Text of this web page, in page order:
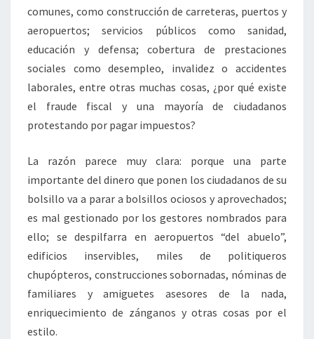
comunes, como construcción de carreteras, puertos y
aeropuertos; servicios públicos como sanidad,
educación y defensa; cobertura de prestaciones
sociales como desempleo, invalidez o accidentes
laborales, entre otras muchas cosas, ¿por qué existe
el fraude fiscal y una mayoría de ciudadanos
protestando por pagar impuestos?
La razón parece muy clara: porque una parte
importante del dinero que ponen los ciudadanos de su
bolsillo va a parar a bolsillos ociosos y aprovechados;
es mal gestionado por los gestores nombrados para
ello; se despilfarra en aeropuertos “del abuelo”,
edificios inservibles, miles de politiqueros
chupópteros, construcciones sobornadas, nóminas de
familiares y amiguetes asesores de la nada,
enriquecimiento de zánganos y otras cosas por el
estilo.